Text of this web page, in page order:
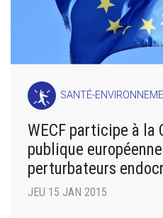
SANTÉ-
WECF participe à la
publique
perturbateurs
JEU 15 JAN 2015